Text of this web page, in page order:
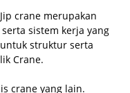
crane merupakan
sistem kerja yang
struktur serta
Crane.
crane yang lain.